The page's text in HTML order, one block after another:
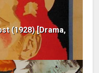
(1928) [Drama,